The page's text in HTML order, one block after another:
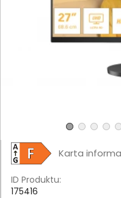
Karta
ID Produktu:
175416